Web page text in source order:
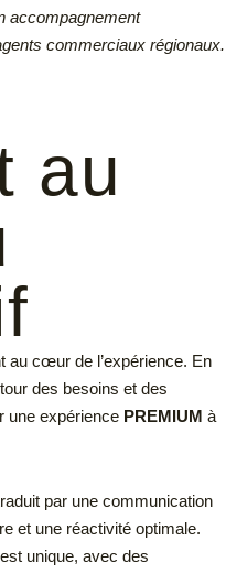
accompagnement
commerciaux régionaux.
au
au cœur de l’expérience. En
des besoins et des
une expérience PREMIUM à
par une communication
et une réactivité optimale.
unique, avec des